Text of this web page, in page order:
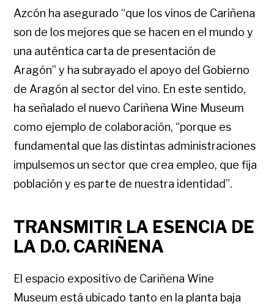
Azcón ha asegurado “que los vinos de Cariñena
son de los mejores que se hacen en el mundo y
una auténtica carta de presentación de
Aragón” y ha subrayado el apoyo del Gobierno
de Aragón al sector del vino. En este sentido,
ha señalado el nuevo Cariñena Wine Museum
como ejemplo de colaboración, “porque es
fundamental que las distintas administraciones
impulsemos un sector que crea empleo, que fija
población y es parte de nuestra identidad”.
TRANSMITIR LA ESENCIA DE
LA D.O. CARIÑENA
El espacio expositivo de Cariñena Wine
Museum está ubicado tanto en la planta baja